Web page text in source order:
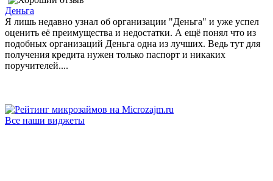
Деньга
Я лишь недавно узнал об организации "Деньга" и уже успел
оценить её преимущества и недостатки. А ещё понял что из
подобных организаций Деньга одна из лучших. Ведь тут для
получения кредита нужен только паспорт и никаких
поручителей....
Все наши виджеты